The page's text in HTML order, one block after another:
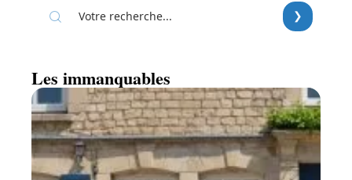
Les immanquables